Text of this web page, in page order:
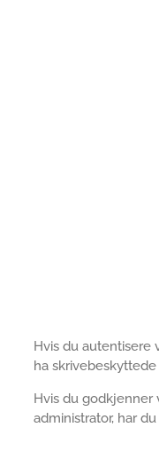
Hvis du autentisere
ha skrivebeskyttede
Hvis du
administrator, har